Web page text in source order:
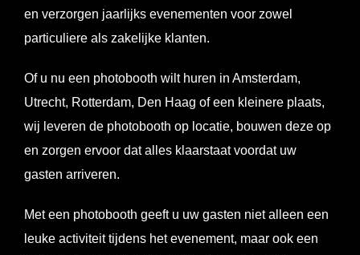
en verzorgen jaarlijks evenementen voor zowel
particuliere als zakelijke klanten.
Of u nu een photobooth wilt huren in Amsterdam,
Utrecht, Rotterdam, Den Haag of een kleinere plaats,
wij leveren de photobooth op locatie, bouwen deze op
en zorgen ervoor dat alles klaarstaat voordat uw
gasten arriveren.
Met een photobooth geeft u uw gasten niet alleen een
leuke activiteit tijdens het evenement, maar ook een